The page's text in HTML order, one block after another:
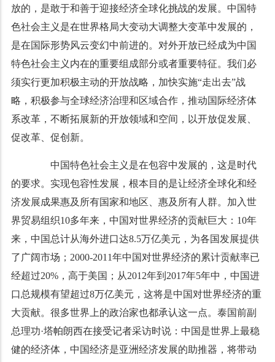
放的，是敢于和善于迎接经济全球化挑战的发展。中国特
色社会主义是在世界格局大变动大调整大变革中发展的，
是在国际形势风云变幻中前进的。对外开放已经成为中国
特色社会主义内在的重要组成部分或者重要特征。我们必
须实行更加积极主动的开放战略，加快实施“走出去”战
略，积极参与全球经济治理和区域合作，推动国际经济体
系改革，不断拓展新的开放领域和空间，以开放促发展、
促改革、促创新。
中国特色社会主义是在包容中发展的，这是时代
的要求。实现包容性发展，根本目的是让经济全球化和经
济发展成果惠及所有国家和地区、惠及所有人群。加入世
界贸易组织10多年来，中国对世界经济的贡献巨大：10年
来，中国总计从海外进口达8.5万亿美元，为各国发展提供
了广阔市场；2000-2011年中国对世界经济的累计贡献率已
经超过20%，高于美国；从2012年到2017年5年中，中国进
口总规模有望超过8万亿美元，这将是中国对世界经济的重
大贡献。很多世界上的政治家也都承认这一点。泰国前副
总理功·塔帕朗西在接受记者采访时说：中国是世界上最稳
健的经济体，中国经济是亚洲经济发展的助推器，将带动